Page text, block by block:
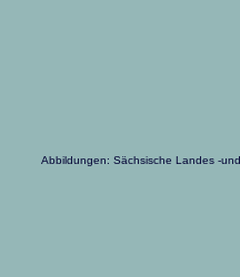
Abbildungen: Sächsische Landes -